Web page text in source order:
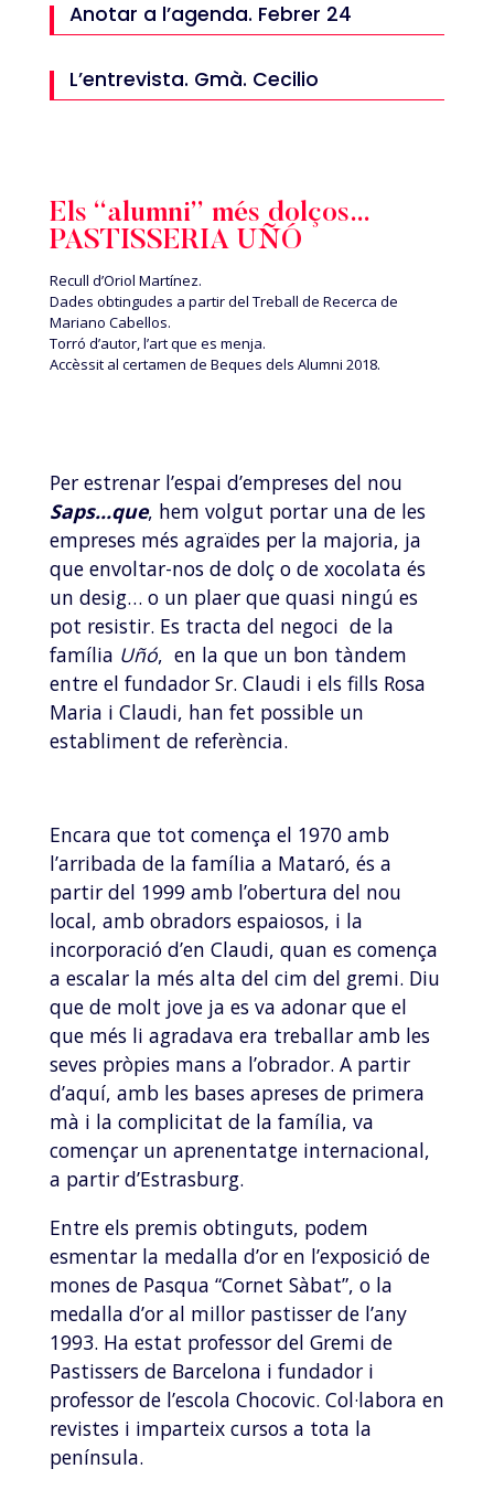
Anotar a l’agenda. Febrer 24
L’entrevista. Gmà. Cecilio
Els “alumni” més dolços…
PASTISSERIA UÑÓ
Recull d’Oriol Martínez.
Dades obtingudes a partir del Treball de Recerca de
Mariano Cabellos.
Torró d’autor, l’art que es menja.
Accèssit al certamen de Beques dels Alumni 2018.
Per estrenar l’espai d’empreses del nou
Saps…que, hem volgut portar una de les
empreses més agraïdes per la majoria, ja
que envoltar-nos de dolç o de xocolata és
un desig… o un plaer que quasi ningú es
pot resistir. Es tracta del negoci de la
família Uñó, en la que un bon tàndem
entre el fundador Sr. Claudi i els fills Rosa
Maria i Claudi, han fet possible un
establiment de referència.
Encara que tot comença el 1970 amb
l’arribada de la família a Mataró, és a
partir del 1999 amb l’obertura del nou
local, amb obradors espaiosos, i la
incorporació d’en Claudi, quan es comença
a escalar la més alta del cim del gremi. Diu
que de molt jove ja es va adonar que el
que més li agradava era treballar amb les
seves pròpies mans a l’obrador. A partir
d’aquí, amb les bases apreses de primera
mà i la complicitat de la família, va
començar un aprenentatge internacional,
a partir d’Estrasburg.
Entre els premis obtinguts, podem
esmentar la medalla d’or en l’exposició de
mones de Pasqua “Cornet Sàbat”, o la
medalla d’or al millor pastisser de l’any
1993. Ha estat professor del Gremi de
Pastissers de Barcelona i fundador i
professor de l’escola Chocovic. Col·labora en
revistes i imparteix cursos a tota la
península.